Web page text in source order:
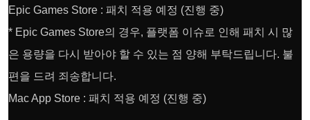
Epic Games Store : 패치 적용 예정 (진행 중)
* Epic Games Store의 경우, 플랫폼 이슈로 인해 패치 시 많
은 용량을 다시 받아야 할 수 있는 점 양해 부탁드립니다. 불
편을 드려 죄송합니다.
Mac App Store : 패치 적용 예정 (진행 중)